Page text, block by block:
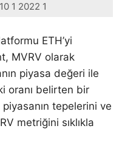
1 2022 1
ETH’yi
MVRV olarak
piyasa değeri ile
oranı belirten bir
tepelerini ve
metriğini sıklıkla